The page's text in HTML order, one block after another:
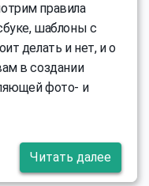
правила
шаблоны с
делать и нет, и о
в создании
фото- и
Читать далее